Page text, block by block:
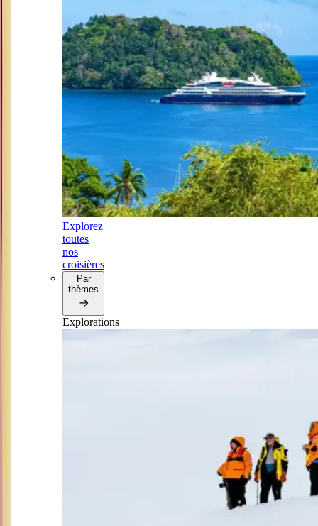
Explorez
toutes
nos
croisières
Par
thèmes
Explorations